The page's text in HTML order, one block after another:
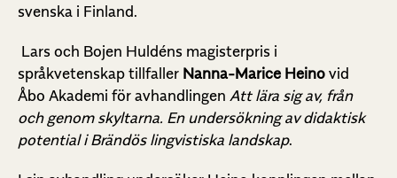
svenska i Finland.
Lars och Bojen Huldéns magisterpris i
språkvetenskap tillfaller Nanna-Marice Heino vid
Åbo Akademi för avhandlingen Att lära sig av, från
och genom skyltarna. En undersökning av didaktisk
potential i Brändös lingvistiska landskap.